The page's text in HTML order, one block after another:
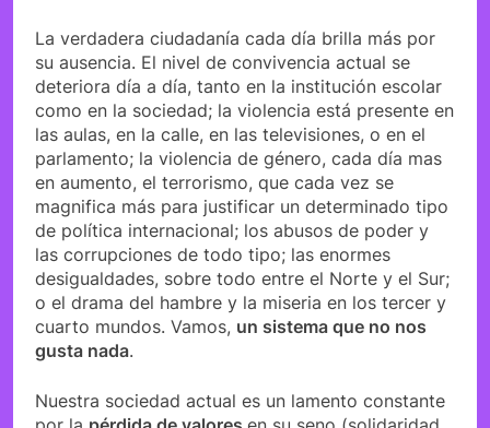
La verdadera ciudadanía cada día brilla más por
su ausencia. El nivel de convivencia actual se
deteriora día a día, tanto en la institución escolar
como en la sociedad; la violencia está presente en
las aulas, en la calle, en las televisiones, o en el
parlamento; la violencia de género, cada día mas
en aumento, el terrorismo, que cada vez se
magnifica más para justificar un determinado tipo
de política internacional; los abusos de poder y
las corrupciones de todo tipo; las enormes
desigualdades, sobre todo entre el Norte y el Sur;
o el drama del hambre y la miseria en los tercer y
cuarto mundos. Vamos, un sistema que no nos
gusta nada.
Nuestra sociedad actual es un lamento constante